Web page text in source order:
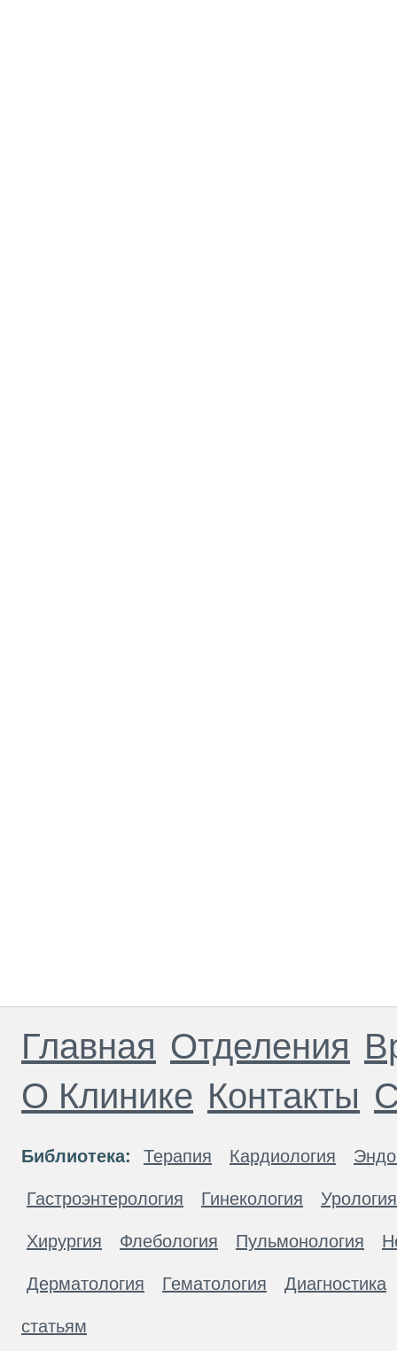
Главная Отделения
О Клинике Контакты
Библиотека: Терапия Кардиология
Гастроэнтерология Гинекология Урология
Хирургия Флебология Пульмонология
Дерматология Гематология Диагностика
статьям